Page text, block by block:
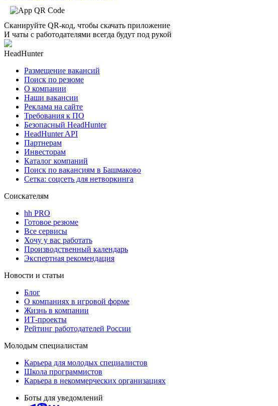
Сканируйте QR-код, чтобы скачать приложение
И чаты с работодателями всегда будут под рукой
HeadHunter
Размещение вакансий
Поиск по резюме
О компании
Наши вакансии
Реклама на сайте
Требования к ПО
Безопасный HeadHunter
HeadHunter API
Партнерам
Инвесторам
Каталог компаний
Поиск по вакансиям в Башмаково
Сетка: соцсеть для нетворкинга
Соискателям
hh PRO
Готовое резюме
Все сервисы
Хочу у вас работать
Производственный календарь
Экспертная рекомендация
Новости и статьи
Блог
О компаниях в игровой форме
Жизнь в компании
ИТ-проекты
Рейтинг работодателей России
Молодым специалистам
Карьера для молодых специалистов
Школа программистов
Карьера в некоммерческих организациях
Боты для уведомлений